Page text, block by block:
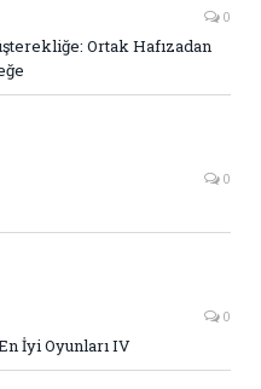
0
Ortak Hafızadan
0
0
İyi Oyunları IV